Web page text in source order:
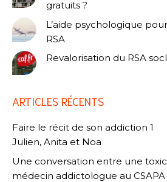
gratuits ?
L’aide psychologique
RSA
Revalorisation du RSA
ARTICLES RÉCENTS
Faire le récit de son addiction 1
Julien, Anita et Noa
Une conversation entre une
médecin addictologue au